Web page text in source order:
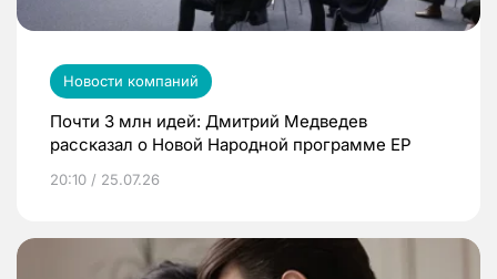
Новости компаний
Почти 3 млн идей: Дмитрий Медведев
рассказал о Новой Народной программе ЕР
20:10 / 25.07.26